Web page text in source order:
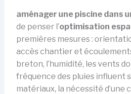
aménager une piscine dans
de penser l’optimisation
premières mesures :
accès chantier et
breton, l’humidité, les vents
fréquence des pluies influent
matériaux, la nécessité d’une